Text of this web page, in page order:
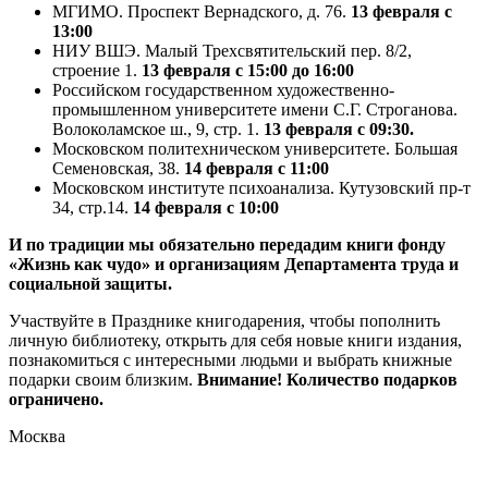
МГИМО. Проспект Вернадского, д. 76. 13 февраля с
13:00
НИУ ВШЭ. Малый Трехсвятительский пер. 8/2,
строение 1. 13 февраля с 15:00 до 16:00
Российском государственном художественно-
промышленном университете имени С.Г. Строганова.
Волоколамское ш., 9, стр. 1. 13 февраля с 09:30.
Московском политехническом университете. Большая
Семеновская, 38. 14 февраля с 11:00
Московском институте психоанализа. Кутузовский пр-т
34, стр.14. 14 февраля с 10:00
И по традиции мы обязательно передадим книги фонду
«Жизнь как чудо» и организациям Департамента труда и
социальной защиты.
Участвуйте в Празднике книгодарения, чтобы пополнить
личную библиотеку, открыть для себя новые книги издания,
познакомиться с интересными людьми и выбрать книжные
подарки своим близким. Внимание! Количество подарков
ограничено.
Москва